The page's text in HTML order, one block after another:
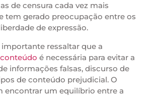
de censura cada vez mais
tem gerado preocupação entre os
de expressão.
importante ressaltar que a
é necessária para evitar a
informações falsas, discurso de
de conteúdo prejudicial. O
encontrar um equilíbrio entre a